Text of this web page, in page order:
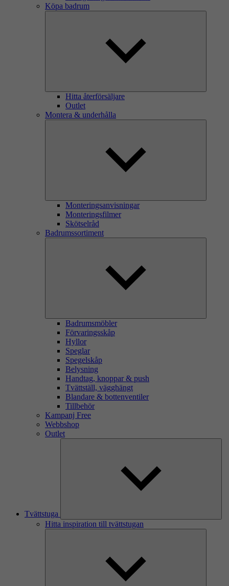
Köpa badrum
Hitta återförsäljare
Outlet
Montera & underhålla
Monteringsanvisningar
Monteringsfilmer
Skötselråd
Badrumssortiment
Badrumsmöbler
Förvaringsskåp
Hyllor
Speglar
Spegelskåp
Belysning
Handtag, knoppar & push
Tvättställ, vägghängt
Blandare & bottenventiler
Tillbehör
Kampanj Free
Webbshop
Outlet
Tvättstuga
Hitta inspiration till tvättstugan